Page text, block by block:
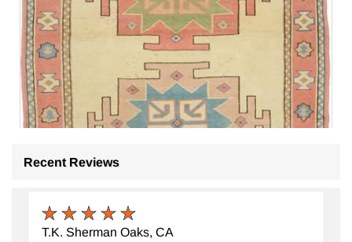
Recent Reviews
T.K. Sherman Oaks, CA